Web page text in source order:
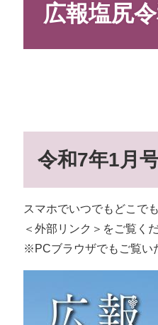
広報塩尻
令和7年1月
スマホでいつでもどこで
＜外部リンク＞ をご覧く
※PCブラウザでもご覧い